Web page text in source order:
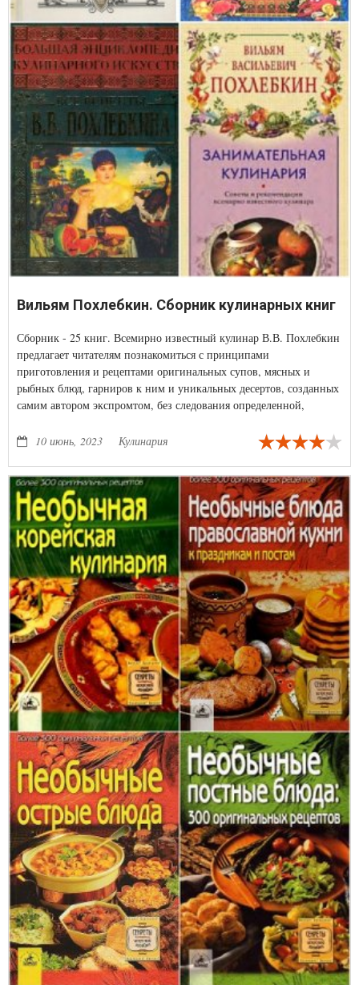
Вильям Похлебкин. Сборник кулинарных книг
Сборник - 25 книг. Всемирно известный кулинар В.В. Похлебкин
предлагает читателям познакомиться с принципами
приготовления и рецептами оригинальных супов, мясных и
рыбных блюд, гарниров к ним и уникальных десертов, созданных
самим автором экспромтом, без следования определенной,
10 июнь, 2023
Кулинария